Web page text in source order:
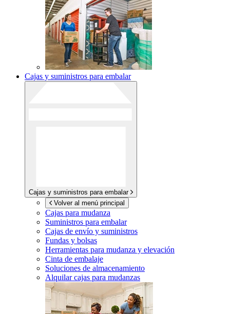
Cajas y suministros para embalar
Cajas y suministros para embalar
Volver al menú principal
Cajas para mudanza
Suministros para embalar
Cajas de envío y suministros
Fundas y bolsas
Herramientas para mudanza y elevación
Cinta de embalaje
Soluciones de almacenamiento
Alquilar cajas para mudanzas